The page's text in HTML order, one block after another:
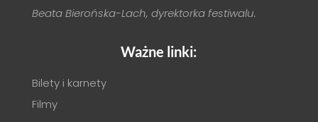
Beata Bierońska-Lach, dyrektorka festiwalu.
Ważne linki:
Bilety i karnety
Filmy